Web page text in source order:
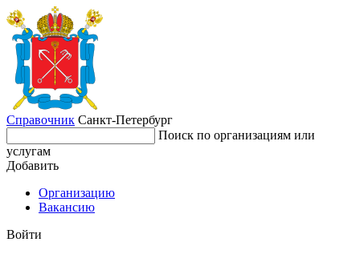
Справочник Санкт-Петербург
Поиск по организациям или
услугам
Добавить
Организацию
Вакансию
Войти